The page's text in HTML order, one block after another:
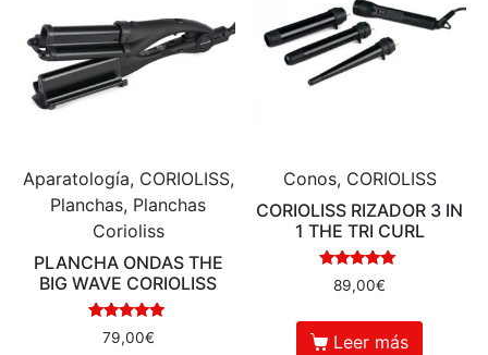
Aparatología, CORIOLISS,
Planchas, Planchas
Corioliss
PLANCHA ONDAS THE
BIG WAVE CORIOLISS
Valorado en
5.00
79,00€
Conos, CORIOLISS
CORIOLISS RIZADOR 3 IN
1 THE TRI CURL
Valorado en
5.00
89,00€
Leer más